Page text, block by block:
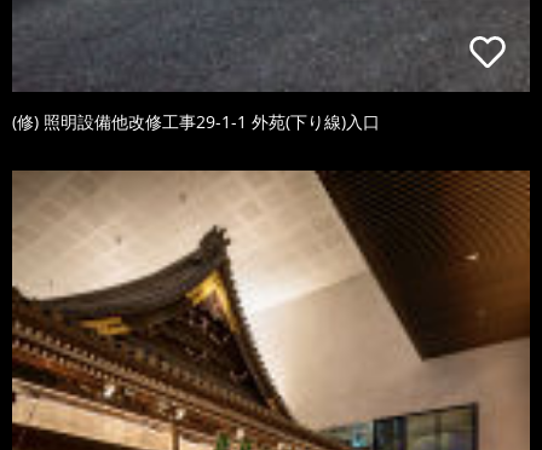
(修) 照明設備他改修工事29-1-1 外苑(下り線)入口